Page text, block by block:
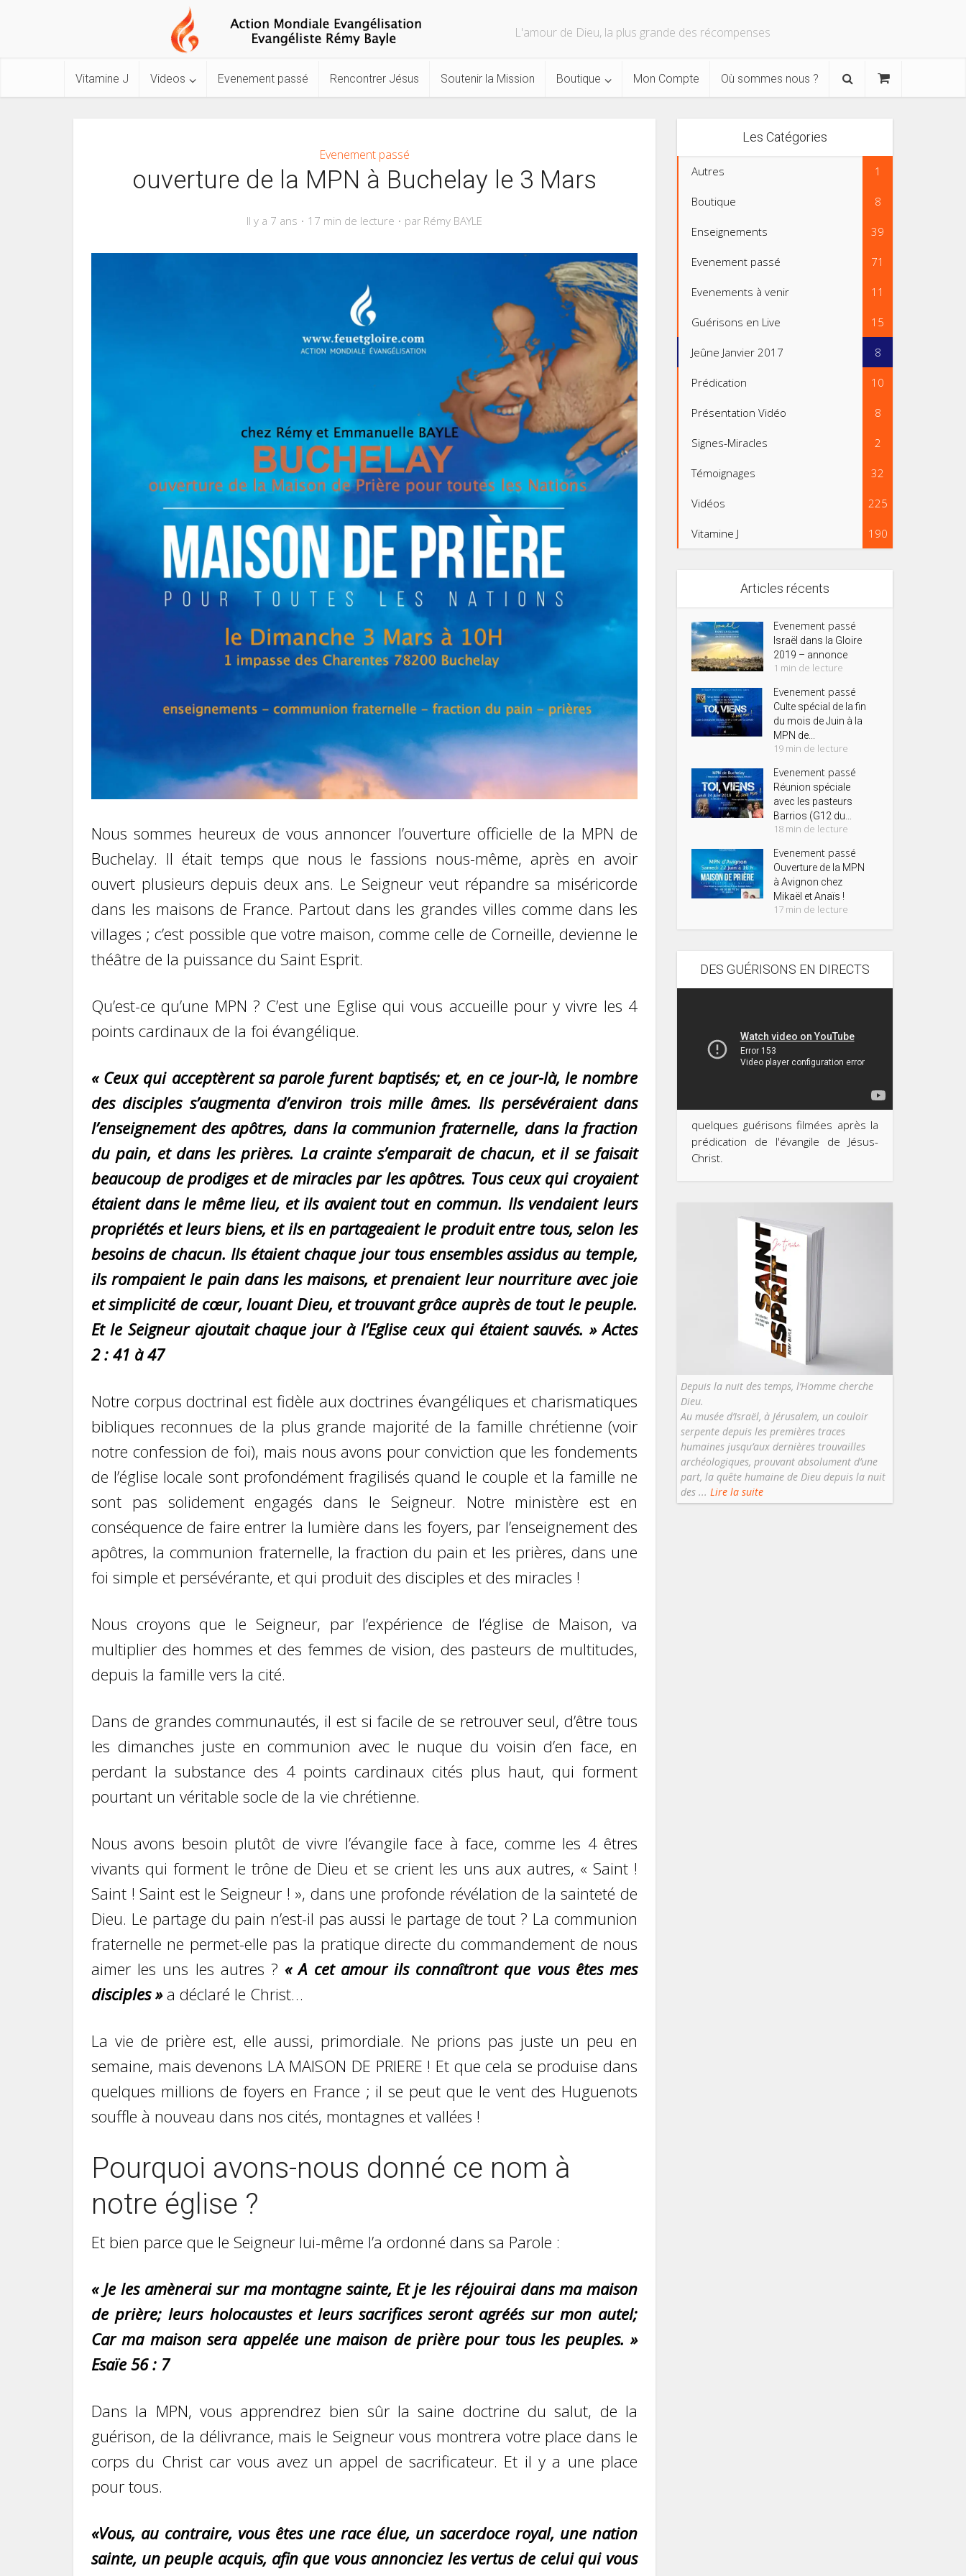
L'amour de Dieu, la plus grande des récompenses
Vitamine J Videos Evenement passé Rencontrer Jésus Soutenir la Mission Boutique Mon Compte Où sommes nous ?
Evenement passé
ouverture de la MPN à Buchelay le 3 Mars
Il y a 7 ans 17 min de lecture par Rémy BAYLE
Nous sommes heureux de vous annoncer l’ouverture officielle de la MPN de
Buchelay. Il était temps que nous le fassions nous-même, après en avoir
ouvert plusieurs depuis deux ans. Le Seigneur veut répandre sa miséricorde
dans les maisons de France. Partout dans les grandes villes comme dans les
villages ; c’est possible que votre maison, comme celle de Corneille, devienne le
théâtre de la puissance du Saint Esprit.
Qu’est-ce qu’une MPN ? C’est une Eglise qui vous accueille pour y vivre les 4
points cardinaux de la foi évangélique.
« Ceux qui acceptèrent sa parole furent baptisés; et, en ce jour-là, le nombre
des disciples s’augmenta d’environ trois mille âmes. Ils persévéraient dans
l’enseignement des apôtres, dans la communion fraternelle, dans la fraction
du pain, et dans les prières. La crainte s’emparait de chacun, et il se faisait
beaucoup de prodiges et de miracles par les apôtres. Tous ceux qui croyaient
étaient dans le même lieu, et ils avaient tout en commun. Ils vendaient leurs
propriétés et leurs biens, et ils en partageaient le produit entre tous, selon les
besoins de chacun. Ils étaient chaque jour tous ensembles assidus au temple,
ils rompaient le pain dans les maisons, et prenaient leur nourriture avec joie
et simplicité de cœur, louant Dieu, et trouvant grâce auprès de tout le peuple.
Et le Seigneur ajoutait chaque jour à l’Eglise ceux qui étaient sauvés. » Actes
2 : 41 à 47
Notre corpus doctrinal est fidèle aux doctrines évangéliques et charismatiques
bibliques reconnues de la plus grande majorité de la famille chrétienne (voir
notre confession de foi), mais nous avons pour conviction que les fondements
de l’église locale sont profondément fragilisés quand le couple et la famille ne
sont pas solidement engagés dans le Seigneur. Notre ministère est en
conséquence de faire entrer la lumière dans les foyers, par l’enseignement des
apôtres, la communion fraternelle, la fraction du pain et les prières, dans une
foi simple et persévérante, et qui produit des disciples et des miracles !
Nous croyons que le Seigneur, par l’expérience de l’église de Maison, va
multiplier des hommes et des femmes de vision, des pasteurs de multitudes,
depuis la famille vers la cité.
Dans de grandes communautés, il est si facile de se retrouver seul, d’être tous
les dimanches juste en communion avec le nuque du voisin d’en face, en
perdant la substance des 4 points cardinaux cités plus haut, qui forment
pourtant un véritable socle de la vie chrétienne.
Nous avons besoin plutôt de vivre l’évangile face à face, comme les 4 êtres
vivants qui forment le trône de Dieu et se crient les uns aux autres, « Saint !
Saint ! Saint est le Seigneur ! », dans une profonde révélation de la sainteté de
Dieu. Le partage du pain n’est-il pas aussi le partage de tout ? La communion
fraternelle ne permet-elle pas la pratique directe du commandement de nous
aimer les uns les autres ?« A cet amour ils connaîtront que vous êtes mes
disciples »a déclaré le Christ…
La vie de prière est, elle aussi, primordiale. Ne prions pas juste un peu en
semaine, mais devenons LA MAISON DE PRIERE ! Et que cela se produise dans
quelques millions de foyers en France ; il se peut que le vent des Huguenots
souffle à nouveau dans nos cités, montagnes et vallées !
Pourquoi avons-nous donné ce nom à
notre église ?
Et bien parce que le Seigneur lui-même l’a ordonné dans sa Parole :
« Je les amènerai sur ma montagne sainte, Et je les réjouirai dans ma maison
de prière; leurs holocaustes et leurs sacrifices seront agréés sur mon autel;
Car ma maison sera appelée une maison de prière pour tous les peuples. »
Esaïe 56 : 7
Dans la MPN, vous apprendrez bien sûr la saine doctrine du salut, de la
guérison, de la délivrance, mais le Seigneur vous montrera votre place dans le
corps du Christ car vous avez un appel de sacrificateur. Et il y a une place
pour tous.
«Vous, au contraire, vous êtes une race élue, un sacerdoce royal, une nation
sainte, un peuple acquis, afin que vous annonciez les vertus de celui qui vous
Les Catégories
Autres 1
Boutique 8
Enseignements 39
Evenement passé 71
Evenements à venir 11
Guérisons en Live 15
Jeûne Janvier 2017 8
Prédication 10
Présentation Vidéo 8
Signes-Miracles 2
Témoignages 32
Vidéos 225
Vitamine J 190
Articles récents
Evenement passé
Israël dans la Gloire
2019 – annonce
1 min de lecture
Evenement passé
Culte spécial de la fin
du mois de Juin à la
MPN de...
19 min de lecture
Evenement passé
Réunion spéciale
avec les pasteurs
Barrios (G12 du...
18 min de lecture
Evenement passé
Ouverture de la MPN
à Avignon chez
Mikaël et Anaïs !
17 min de lecture
DES GUÉRISONS EN DIRECTS
quelques guérisons filmées après la
prédication de l'évangile de Jésus-
Christ.
Depuis la nuit des temps, l’Homme cherche
Dieu.
Au musée d’Israël, à Jérusalem, un couloir
serpente depuis les premières traces
humaines jusqu’aux dernières trouvailles
archéologiques, prouvant absolument d’une
part, la quête humaine de Dieu depuis la nuit
des ... Lire la suite